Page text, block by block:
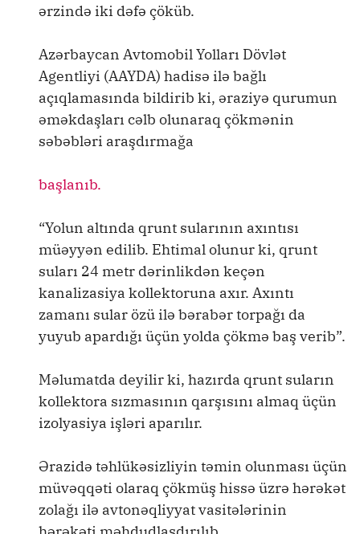
ərzində iki dəfə çöküb.
Azərbaycan Avtomobil Yolları Dövlət
Agentliyi (AAYDA) hadisə ilə bağlı
açıqlamasında bildirib ki, əraziyə qurumun
əməkdaşları cəlb olunaraq çökmənin
səbəbləri araşdırmağa
başlanıb.
“Yolun altında qrunt sularının axıntısı
müəyyən edilib. Ehtimal olunur ki, qrunt
suları 24 metr dərinlikdən keçən
kanalizasiya kollektoruna axır. Axıntı
zamanı sular özü ilə bərabər torpağı da
yuyub apardığı üçün yolda çökmə baş verib”.
Məlumatda deyilir ki, hazırda qrunt suların
kollektora sızmasının qarşısını almaq üçün
izolyasiya işləri aparılır.
Ərazidə təhlükəsizliyin təmin olunması üçün
müvəqqəti olaraq çökmüş hissə üzrə hərəkət
zolağı ilə avtonəqliyyat vasitələrinin